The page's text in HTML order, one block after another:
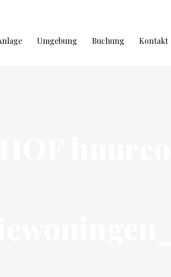
Umgebung Buchung Kontakt